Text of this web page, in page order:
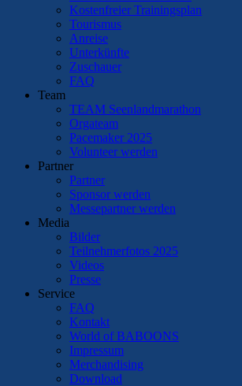
Kostenfreier Trainingsplan
Tourismus
Anreise
Unterkünfte
Zuschauer
FAQ
Team
TEAM Seenlandmarathon
Orgateam
Pacemaker 2025
Volunteer werden
Partner
Partner
Sponsor werden
Messepartner werden
Media
Bilder
Teilnehmerfotos 2025
Videos
Presse
Service
FAQ
Kontakt
World of BABOONS
Impressum
Merchandising
Download